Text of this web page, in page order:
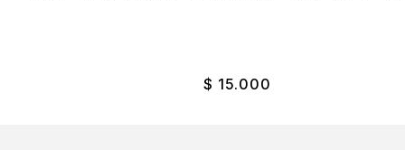
$ 15.000